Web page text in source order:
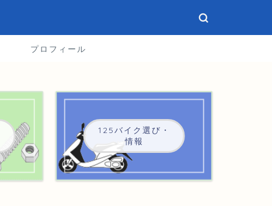
プロフィール
125バイク選び・
情報